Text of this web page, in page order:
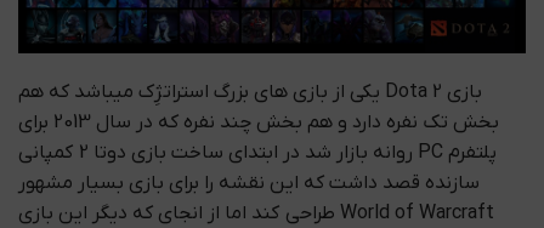
بازی Dota 2 یکی از بازی های بزرگ استراتژِک میباشد که هم
بخش تک نفره دارد و هم بخش چند نفره که در سال 2013 برای
پلتفرم PC روانه بازار شد در ابتدای ساخت بازی دوتا 2 کمپانی
سازنده قصد داشت که این نقشه را برای بازی بسیار مشهور
World of Warcraft طراحی کند اما از انجای که دیگر این بازی